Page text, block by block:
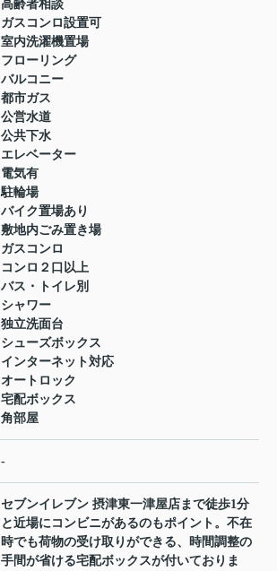
高齢者相談
ガスコンロ設置可
室内洗濯機置場
フローリング
バルコニー
都市ガス
公営水道
公共下水
エレベーター
電気有
駐輪場
バイク置場あり
敷地内ごみ置き場
ガスコンロ
コンロ２口以上
バス・トイレ別
シャワー
独立洗面台
シューズボックス
インターネット対応
オートロック
宅配ボックス
角部屋
-
セブンイレブン 摂津東一津屋店まで徒歩1分
と近場にコンビニがあるのもポイント。不在
時でも荷物の受け取りができる、時間調整の
手間が省ける宅配ボックスが付いておりま